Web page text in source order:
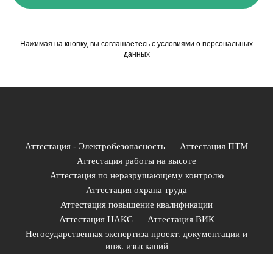
Нажимая на кнопку, вы соглашаетесь с условиями о персональных
данных
Аттестация - Электробезопасность
Аттестация ПТМ
Аттестация работы на высоте
Аттестация по неразрушающему контролю
Аттестация охрана труда
Аттестация повышение квалификации
Аттестация НАКС
Аттестация ВИК
Негосударственная экспертиза проект. документации и
инж. изысканий